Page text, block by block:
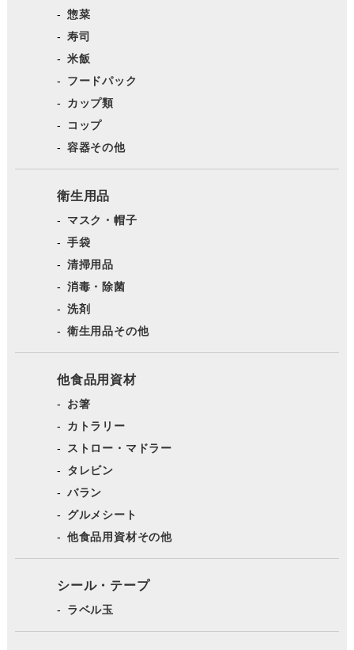
惣菜
寿司
米飯
フードパック
カップ類
コップ
容器その他
衛生用品
マスク・帽子
手袋
清掃用品
消毒・除菌
洗剤
衛生用品その他
他食品用資材
お箸
カトラリー
ストロー・マドラー
タレビン
バラン
グルメシート
他食品用資材その他
シール・テープ
ラベル玉